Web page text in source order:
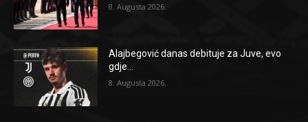
8. Augusta 2026.
Alajbegović danas debituje za Juve, evo
gdje...
8. Augusta 2026.